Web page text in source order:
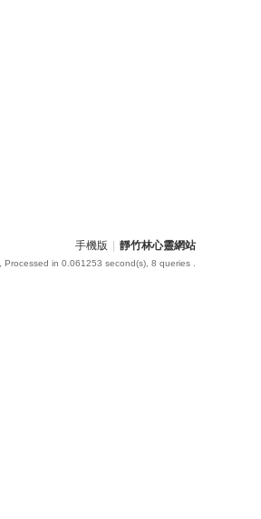
手機版 靜竹林心靈網站
, Processed in 0.061253 second(s), 8 queries .